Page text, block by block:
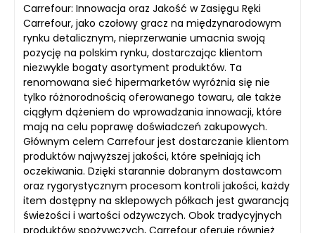
Carrefour: Innowacja oraz Jakość w Zasięgu Ręki
Carrefour, jako czołowy gracz na międzynarodowym
rynku detalicznym, nieprzerwanie umacnia swoją
pozycję na polskim rynku, dostarczając klientom
niezwykle bogaty asortyment produktów. Ta
renomowana sieć hipermarketów wyróżnia się nie
tylko różnorodnością oferowanego towaru, ale także
ciągłym dążeniem do wprowadzania innowacji, które
mają na celu poprawę doświadczeń zakupowych.
Głównym celem Carrefour jest dostarczanie klientom
produktów najwyższej jakości, które spełniają ich
oczekiwania. Dzięki starannie dobranym dostawcom
oraz rygorystycznym procesom kontroli jakości, każdy
item dostępny na sklepowych półkach jest gwarancją
świeżości i wartości odżywczych. Obok tradycyjnych
produktów spożywczych, Carrefour oferuje również